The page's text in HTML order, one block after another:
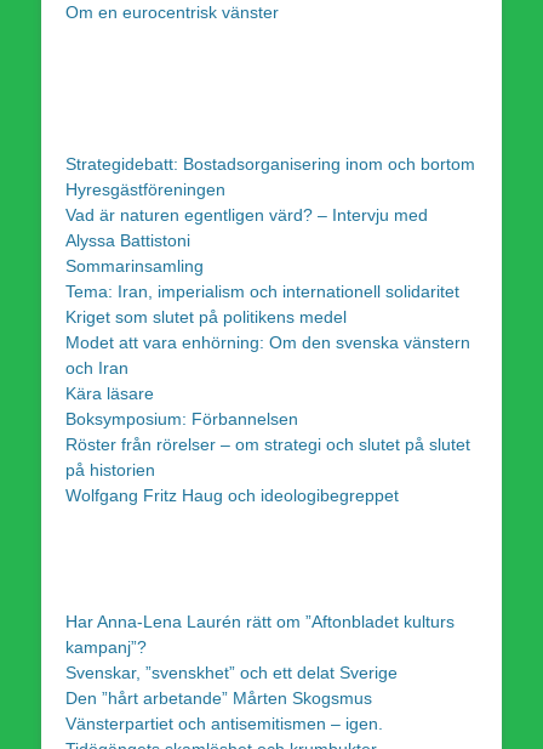
Om en eurocentrisk vänster
Strategidebatt: Bostadsorganisering inom och bortom
Hyresgästföreningen
Vad är naturen egentligen värd? – Intervju med
Alyssa Battistoni
Sommarinsamling
Tema: Iran, imperialism och internationell solidaritet
Kriget som slutet på politikens medel
Modet att vara enhörning: Om den svenska vänstern
och Iran
Kära läsare
Boksymposium: Förbannelsen
Röster från rörelser – om strategi och slutet på slutet
på historien
Wolfgang Fritz Haug och ideologibegreppet
Har Anna-Lena Laurén rätt om ”Aftonbladet kulturs
kampanj”?
Svenskar, ”svenskhet” och ett delat Sverige
Den ”hårt arbetande” Mårten Skogsmus
Vänsterpartiet och antisemitismen – igen.